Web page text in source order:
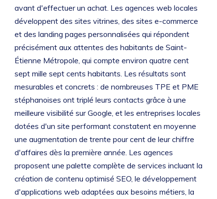
avant d'effectuer un achat. Les agences web locales
développent des sites vitrines, des sites e-commerce
et des landing pages personnalisées qui répondent
précisément aux attentes des habitants de Saint-
Étienne Métropole, qui compte environ quatre cent
sept mille sept cents habitants. Les résultats sont
mesurables et concrets : de nombreuses TPE et PME
stéphanoises ont triplé leurs contacts grâce à une
meilleure visibilité sur Google, et les entreprises locales
dotées d'un site performant constatent en moyenne
une augmentation de trente pour cent de leur chiffre
d'affaires dès la première année. Les agences
proposent une palette complète de services incluant la
création de contenu optimisé SEO, le développement
d'applications web adaptées aux besoins métiers, la